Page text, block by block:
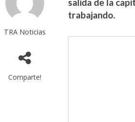
TRA Noticias
Comparte!
trabajando.